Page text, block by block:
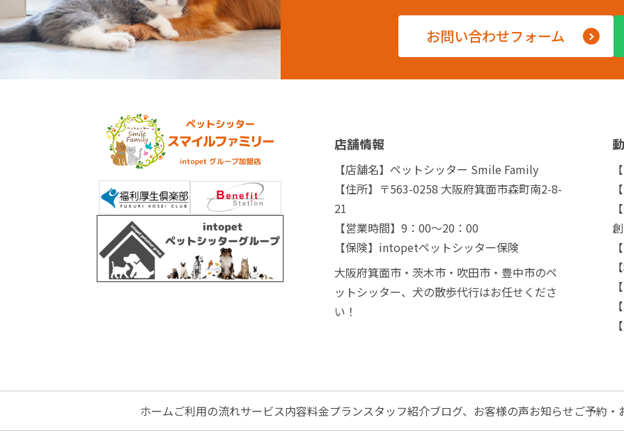
お問い合わせフォーム
店舗情報
【店舗名】ペットシッター Smile Family
【住所】〒563-0258 大阪府箕面市森町南2-8-
21
【営業時間】9：00～20：00
【保険】intopetペットシッター保険
大阪府箕面市・茨木市・吹田市・豊中市のペ
ットシッター、犬の散歩代行はお任せくださ
い！
ホームご利用の流れサービス内容料金プランスタッフ紹介ブログ、お客様の声お知らせご予約・